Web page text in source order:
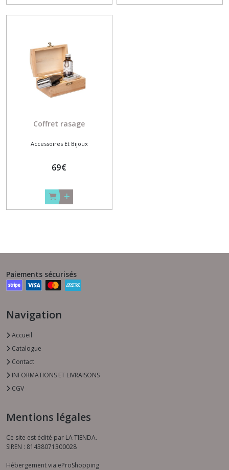
Coffret rasage
Accessoires Et Bijoux
69€
Paiements sécurisés
Navigation
Accueil
Catalogue
Contact
INFORMATIONS ET LIVRAISONS
CGV
Mentions légales
Ce site est édité par LA TIENDA.
SIREN : 81438071300028
Hébergement via eProShopping